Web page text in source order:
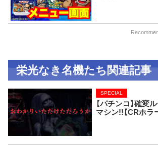
栄光なき名機たち関連記事
【パチンコ】確変
マシン!!【CRホラ
SPECIAL